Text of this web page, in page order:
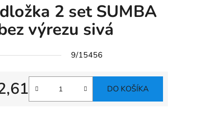
2 set SUMBA
výrezu sivá
9/15456
cena:
DO KOŠÍKA